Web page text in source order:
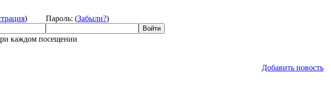
) Пароль: (Забыли?)
каждом посещении
Добавить новость